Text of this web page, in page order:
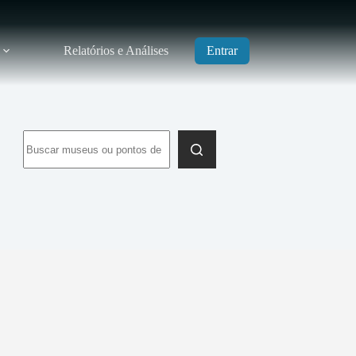
Relatórios e Análises Entrar
resultados